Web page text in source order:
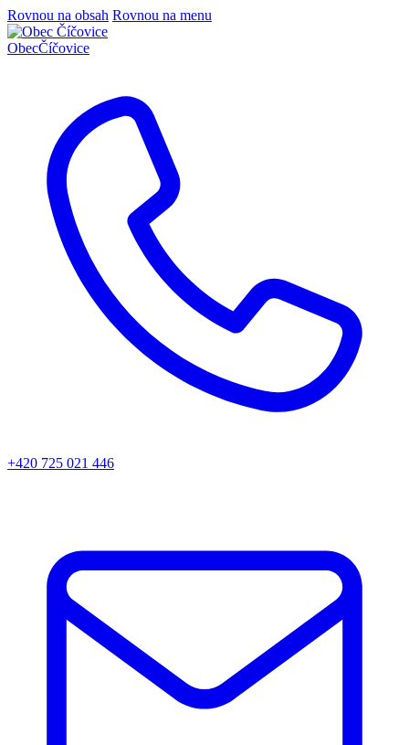
Rovnou na obsah Rovnou na menu
ObecČíčovice
+420 725 021 446